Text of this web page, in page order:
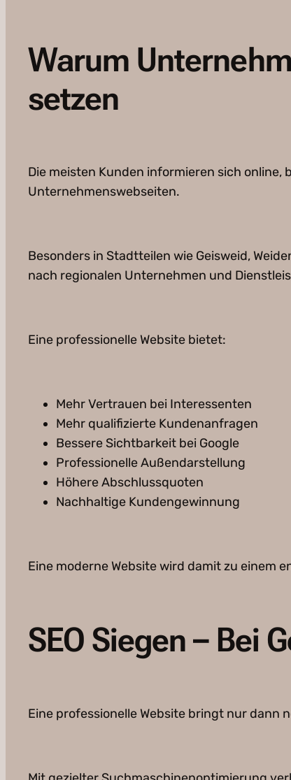
Warum
setzen
Die meisten Kunden informieren sich
Unternehmenswebseiten.
Besonders in Stadtteilen wie Geisweid,
nach regionalen Unternehmen und
Eine professionelle Website bietet:
Mehr Vertrauen bei Interessenten
Mehr qualifizierte Kundenanfragen
Bessere Sichtbarkeit bei Google
Professionelle Außendarstellung
Höhere Abschlussquoten
Nachhaltige Kundengewinnung
Eine moderne Website wird damit zu einem
SEO Siegen – Bei
Eine professionelle Website bringt nur dann